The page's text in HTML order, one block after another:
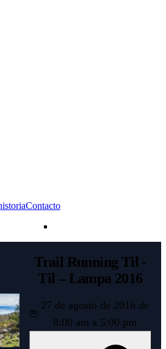
Contacto
Trail Running Til -
Til – Lampa 2016
27 de agosto de 2016 de
8:00 am a 5:00 pm